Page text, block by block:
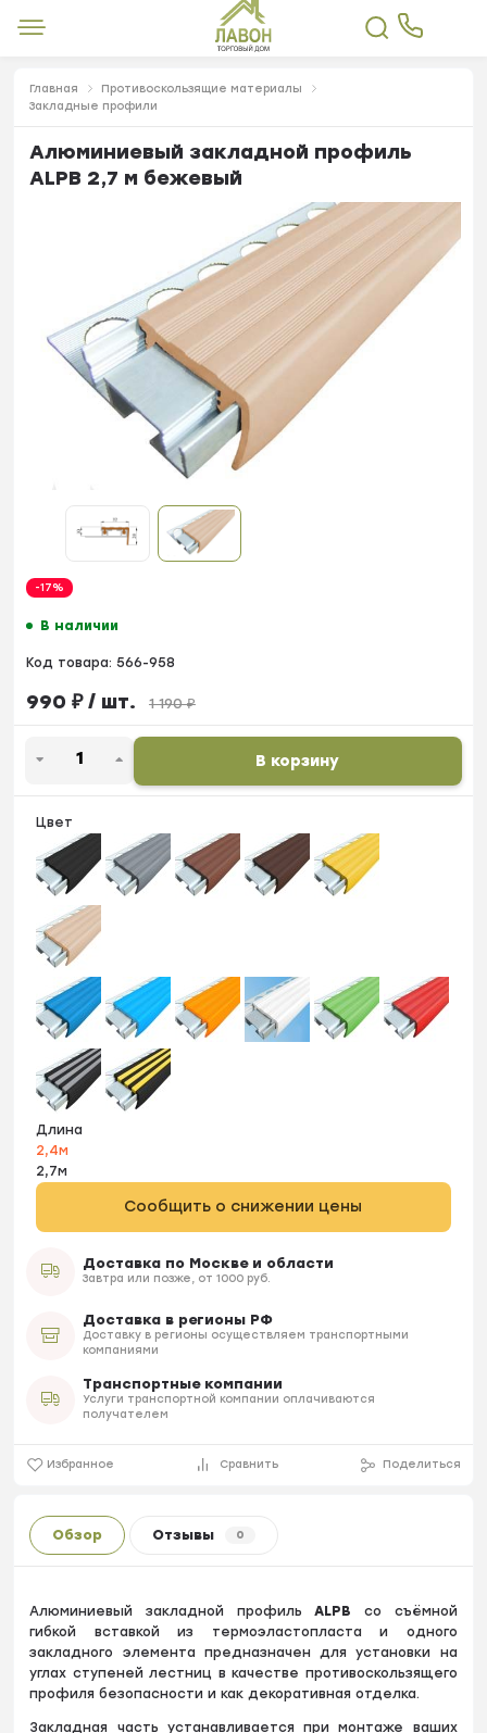
Главная
Противоскользящие материалы
Закладные профили
Алюминиевый закладной профиль
ALPB 2,7 м бежевый
-17%
В наличии
Код товара: 566-958
990 ₽/ шт. 1 190₽
В корзину
Цвет
Длина
2,4м
2,7м
Сообщить о снижении цены
Доставка по Москве и области
Завтра или позже, от 1000 руб.
Доставка в регионы РФ
Доставку в регионы осуществляем транспортными
компаниями
Транспортные компании
Услуги транспортной компании оплачиваются
получателем
Избранное Сравнить Поделиться
Обзор Отзывы 0
Алюминиевый закладной профильALPB со съёмной
гибкой вставкой из термоэластопласта и одного
закладного элемента предназначен для установки на
углах ступеней лестниц в качестве противоскользящего
профиля безопасности и как декоративная отделка.
Закладная часть устанавливается при монтаже ваших